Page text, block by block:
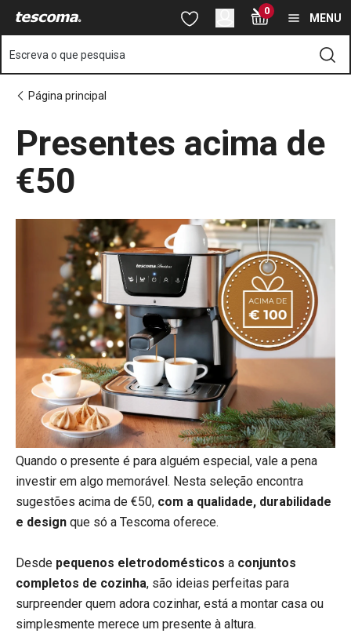
Está na página Presentes acima de €50
Saltar para o conteúdo principal
Saltar para a pesquisa
Saltar para a navegação 0
MENU
Escreva o que pesquisa
Página principal
Presentes acima de
€50
Quando o presente é para alguém especial, vale a pena
investir em algo memorável. Nesta seleção encontra
sugestões acima de €50, com a qualidade, durabilidade
e design que só a Tescoma oferece.
Desde pequenos eletrodomésticos a conjuntos
completos de cozinha, são ideias perfeitas para
surpreender quem adora cozinhar, está a montar casa ou
simplesmente merece um presente à altura.